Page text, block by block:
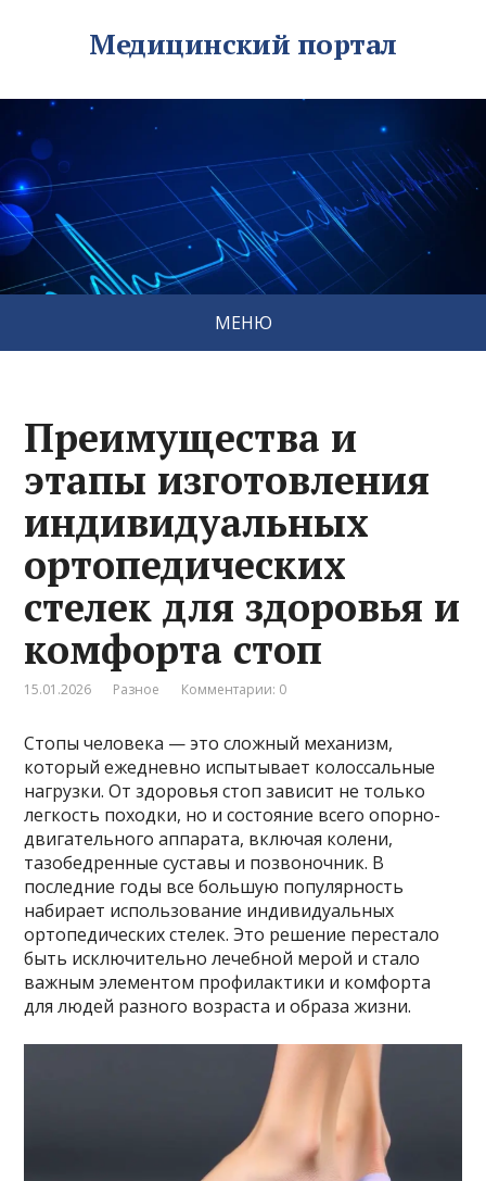
Медицинский портал
МЕНЮ
Преимущества и
этапы изготовления
индивидуальных
ортопедических
стелек для здоровья и
комфорта стоп
15.01.2026 Разное Комментарии: 0
Стопы человека — это сложный механизм,
который ежедневно испытывает колоссальные
нагрузки. От здоровья стоп зависит не только
легкость походки, но и состояние всего опорно-
двигательного аппарата, включая колени,
тазобедренные суставы и позвоночник. В
последние годы все большую популярность
набирает использование индивидуальных
ортопедических стелек. Это решение перестало
быть исключительно лечебной мерой и стало
важным элементом профилактики и комфорта
для людей разного возраста и образа жизни.